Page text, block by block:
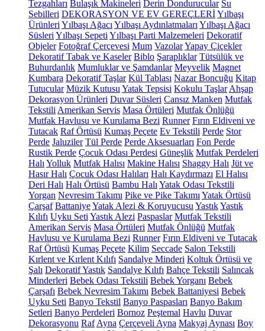
Tezgahları Bulaşık Makineleri Derin Dondurucular Su
Sebilleri DEKORASYON VE EV GEREÇLERİYılbaşı
Ürünleri Yılbaşı Ağacı Yılbaşı Aydınlatmaları Yılbaşı Ağacı
Süsleri Yılbaşı Sepeti Yılbaşı Parti Malzemeleri Dekoratif
Objeler Fotoğraf Çerçevesi Mum VazolarYapay Çiçekler
Dekoratif Tabak ve Kaseler Biblo Şaraplıklar Tütsülük ve
Buhurdanlık Mumluklar ve Şamdanlar Meyvelik Magnet
Kumbara Dekoratif Taşlar Kül Tablası Nazar Boncuğu Kitap
Tutucular Müzik Kutusu Yatak Tepsisi Kokulu Taşlar Ahşap
Dekorasyon Ürünleri Duvar Süsleri Cansız Manken Mutfak
Tekstili Amerikan Servis Masa Örtüleri Mutfak Önlüğü
Mutfak Havlusu ve Kurulama Bezi Runner Fırın Eldiveni ve
Tutacak Raf Örtüsü Kumaş Peçete Ev Tekstili Perde Stor
Perde Jaluziler Tül Perde Perde Aksesuarları Fon Perde
Rustik Perde Çocuk Odası Perdesi Güneşlik Mutfak Perdeleri
Halı Yolluk Mutfak Halısı Makine Halısı Shaggy Halı Jüt ve
Hasır Halı Çocuk Odası Halıları Halı Kaydırmazı El Halısı
Deri Halı Halı Örtüsü Bambu Halı Yatak Odası Tekstili
Yorgan Nevresim Takımı Pike ve Pike Takımı Yatak Örtüsü
Çarşaf BattaniyeYatak Alezi & Koruyucusu YastıkYastık
Kılıfı Uyku Seti Yastık Alezi Paspaslar Mutfak Tekstili
Amerikan Servis Masa Örtüleri Mutfak Önlüğü Mutfak
Havlusu ve Kurulama Bezi Runner Fırın Eldiveni ve Tutacak
Raf Örtüsü Kumaş Peçete Kilim Seccade Salon Tekstili
Kırlent ve Kırlent Kılıfı Sandalye Minderi Koltuk Örtüsü ve
Şalı Dekoratif Yastık Sandalye Kılıfı Bahçe Tekstili Salıncak
Minderleri Bebek Odası Tekstili Bebek Yorganı Bebek
Çarşafı Bebek Nevresim Takımı Bebek Battaniyesi Bebek
Uyku Seti Banyo Tekstil Banyo Paspasları Banyo Bakım
Setleri Banyo Perdeleri Bornoz Peştemal Havlu Duvar
Dekorasyonu Raf Ayna Çerçeveli Ayna Makyaj Aynası Boy